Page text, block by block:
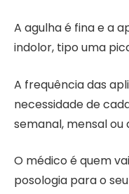
A agulha é fina e a
indolor, tipo uma
A frequência das
necessidade de
semanal, mensal ou
O médico é quem
posologia para o